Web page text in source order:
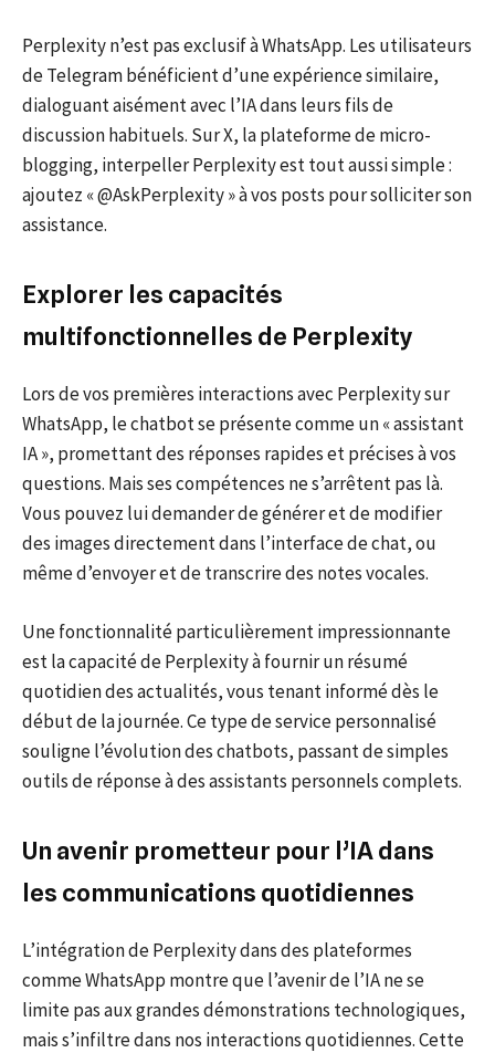
Perplexity n’est pas exclusif à WhatsApp. Les utilisateurs
de Telegram bénéficient d’une expérience similaire,
dialoguant aisément avec l’IA dans leurs fils de
discussion habituels. Sur X, la plateforme de micro-
blogging, interpeller Perplexity est tout aussi simple :
ajoutez « @AskPerplexity » à vos posts pour solliciter son
assistance.
Explorer les capacités
multifonctionnelles de Perplexity
Lors de vos premières interactions avec Perplexity sur
WhatsApp, le chatbot se présente comme un « assistant
IA », promettant des réponses rapides et précises à vos
questions. Mais ses compétences ne s’arrêtent pas là.
Vous pouvez lui demander de générer et de modifier
des images directement dans l’interface de chat, ou
même d’envoyer et de transcrire des notes vocales.
Une fonctionnalité particulièrement impressionnante
est la capacité de Perplexity à fournir un résumé
quotidien des actualités, vous tenant informé dès le
début de la journée. Ce type de service personnalisé
souligne l’évolution des chatbots, passant de simples
outils de réponse à des assistants personnels complets.
Un avenir prometteur pour l’IA dans
les communications quotidiennes
L’intégration de Perplexity dans des plateformes
comme WhatsApp montre que l’avenir de l’IA ne se
limite pas aux grandes démonstrations technologiques,
mais s’infiltre dans nos interactions quotidiennes. Cette